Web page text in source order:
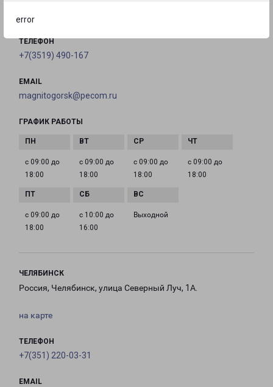
error
на карте
ТЕЛЕФОН
+7(3519) 490-167
EMAIL
magnitogorsk@pecom.ru
ГРАФИК РАБОТЫ
с 09:00 до
18:00
с 09:00 до
18:00
с 09:00 до
18:00
с 09:00 до
18:00
с 09:00 до
18:00
с 10:00 до
16:00
Выходной
ЧЕЛЯБИНСК
Россия, Челябинск, улица Северный Луч, 1А.
на карте
ТЕЛЕФОН
+7(351) 220-03-31
EMAIL